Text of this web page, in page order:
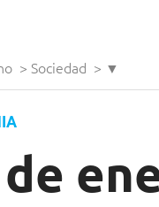
> Sociedad > ▼